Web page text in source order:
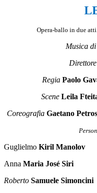
Opera-ballo in due
Musica di
Direttore
Regia Paolo
Scene Leila
Coreografia Gaetano
Guglielmo Kiril Manolov
Anna Maria José Siri
Roberto Samuele Simoncini